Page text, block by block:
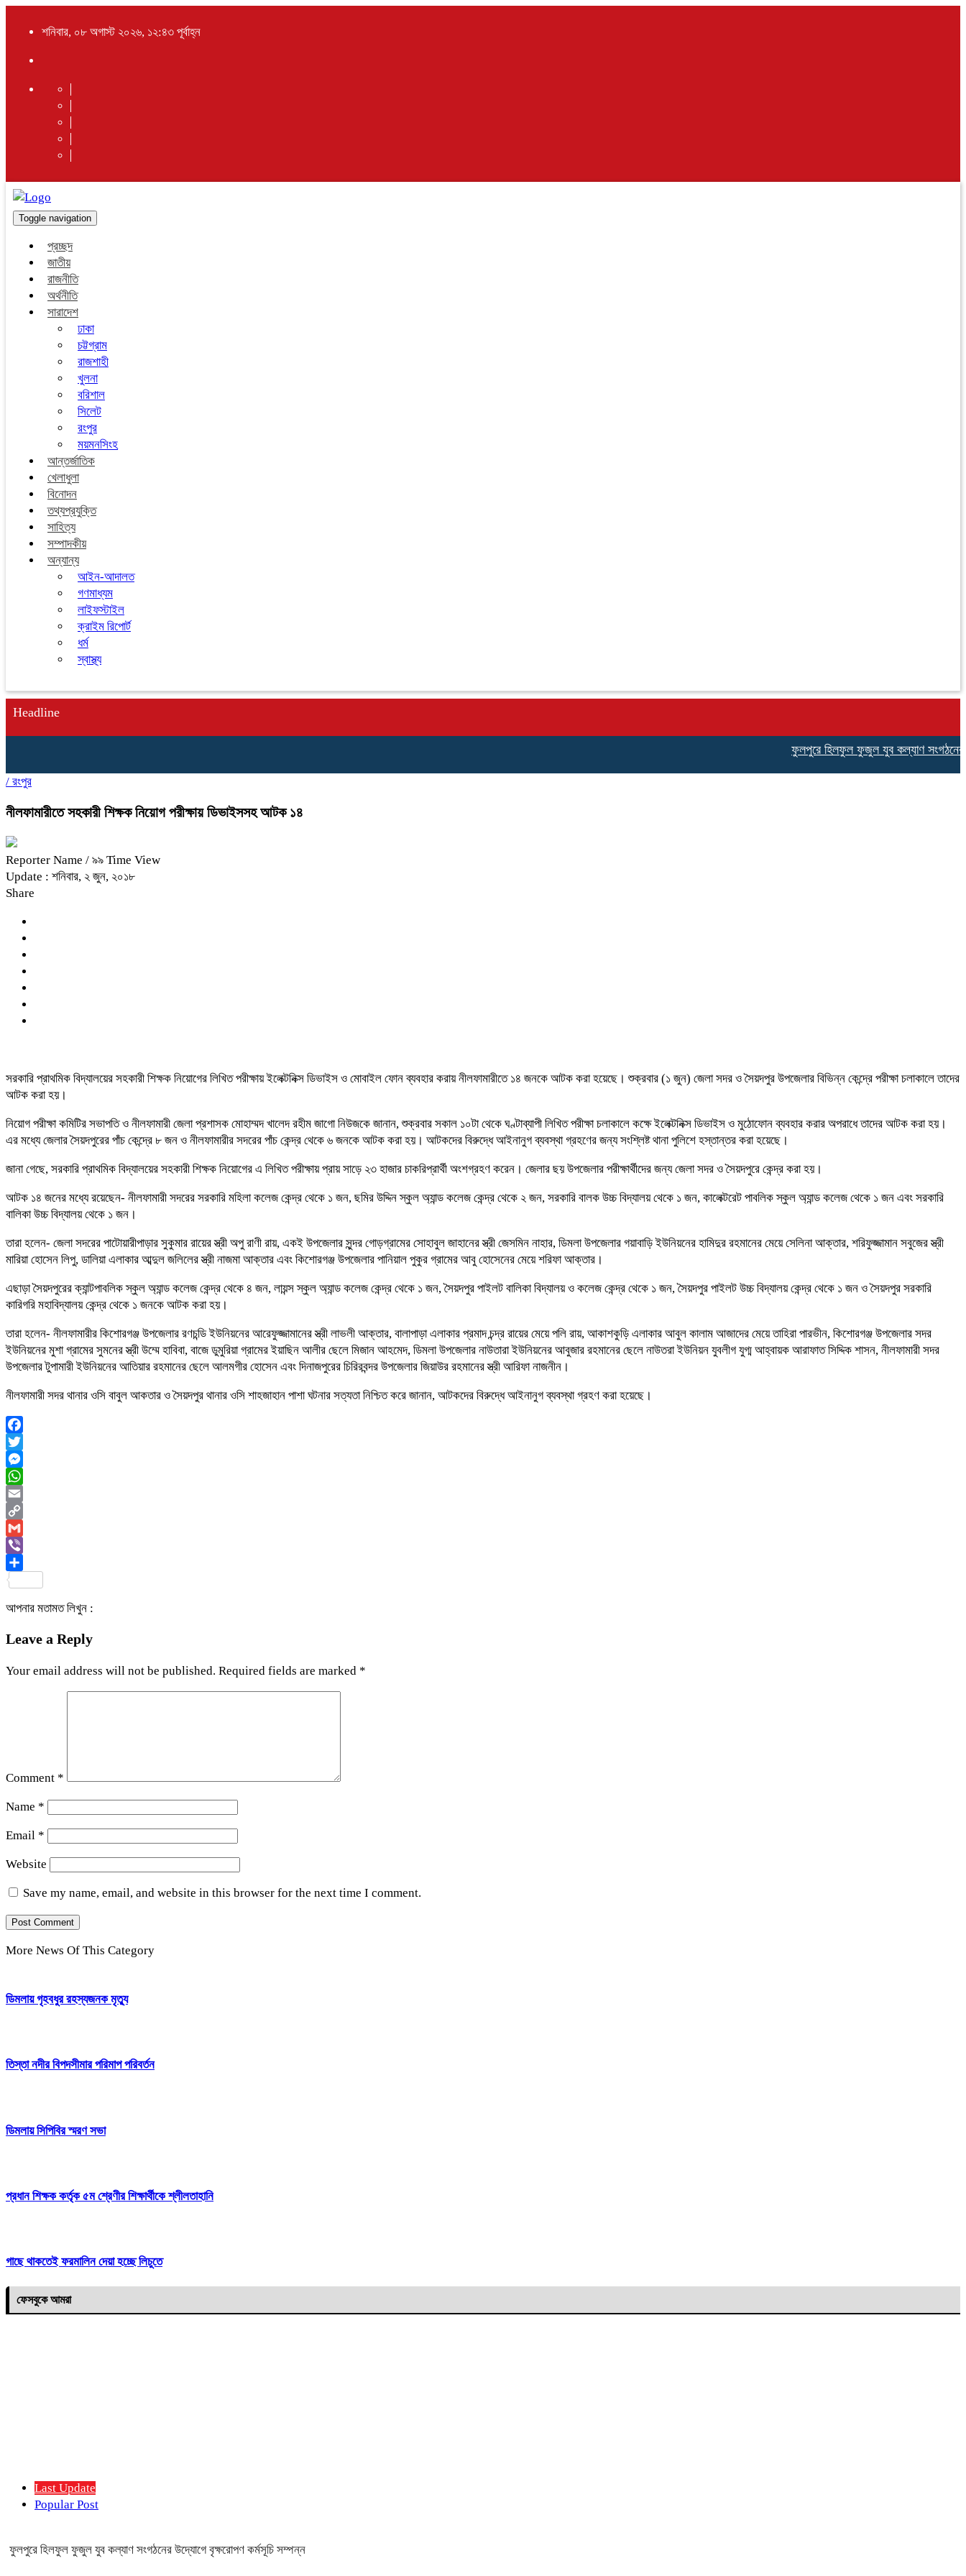
শনিবার, ০৮ অগাস্ট ২০২৬, ১২:৪৩ পূর্বাহ্ন
Toggle navigation
প্রচ্ছদ
জাতীয়
রাজনীতি
অর্থনীতি
সারাদেশ
ঢাকা
চট্টগ্রাম
রাজশাহী
খুলনা
বরিশাল
সিলেট
রংপুর
ময়মনসিংহ
আন্তর্জাতিক
খেলাধুলা
বিনোদন
তথ্যপ্রযুক্তি
সাহিত্য
সম্পাদকীয়
অন্যান্য
আইন-আদালত
গণমাধ্যম
লাইফস্টাইল
ক্রাইম রিপোর্ট
ধর্ম
স্বাস্থ্য
Headline
ফুলপুরে হিলফুল ফুজুল যুব কল্যাণ সংগঠনের
/ রংপুর
নীলফামারীতে সহকারী শিক্ষক নিয়োগ পরীক্ষায় ডিভাইসসহ আটক ১৪
Reporter Name / ৯৯ Time View
Update : শনিবার, ২ জুন, ২০১৮
Share
সরকারি প্রাথমিক বিদ্যালয়ের সহকারী শিক্ষক নিয়োগের লিখিত পরীক্ষায় ইলেক্টনিক্স ডিভাইস ও মোবাইল ফোন ব্যবহার করায় নীলফামারীতে ১৪ জনকে আটক করা হয়েছে। শুক্রবার (১ জুন) জেলা সদর ও সৈয়দপুর উপজেলার বিভিন্ন কেন্দ্রে পরীক্ষা চলাকালে তাদের
আটক করা হয়।
নিয়োগ পরীক্ষা কমিটির সভাপতি ও নীলফামারী জেলা প্রশাসক মোহাম্মদ খালেদ রহীম জাগো নিউজকে জানান, শুক্রবার সকাল ১০টা থেকে ঘণ্টাব্যাপী লিখিত পরীক্ষা চলাকালে কক্ষে ইলেক্টনিক্স ডিভাইস ও মুঠোফোন ব্যবহার করার অপরাধে তাদের আটক করা হয়।
এর মধ্যে জেলার সৈয়দপুরের পাঁচ কেন্দ্রে ৮ জন ও নীলফামারীর সদরের পাঁচ কেন্দ্র থেকে ৬ জনকে আটক করা হয়। আটকদের বিরুদ্ধে আইনানুগ ব্যবস্থা গ্রহণের জন্য সংশ্লিষ্ট থানা পুলিশে হস্তান্তর করা হয়েছে।
জানা গেছে, সরকারি প্রাথমিক বিদ্যালয়ের সহকারী শিক্ষক নিয়োগের এ লিখিত পরীক্ষায় প্রায় সাড়ে ২৩ হাজার চাকরিপ্রার্থী অংশগ্রহণ করেন। জেলার ছয় উপজেলার পরীক্ষার্থীদের জন্য জেলা সদর ও সৈয়দপুরে কেন্দ্র করা হয়।
আটক ১৪ জনের মধ্যে রয়েছেন- নীলফামারী সদরের সরকারি মহিলা কলেজ কেন্দ্র থেকে ১ জন, ছমির উদ্দিন স্কুল অ্যান্ড কলেজ কেন্দ্র থেকে ২ জন, সরকারি বালক উচ্চ বিদ্যালয় থেকে ১ জন, কালেক্টরেট পাবলিক স্কুল অ্যান্ড কলেজ থেকে ১ জন এবং সরকারি
বালিকা উচ্চ বিদ্যালয় থেকে ১ জন।
তারা হলেন- জেলা সদরের পাটোয়ারীপাড়ার সুকুমার রায়ের স্ত্রী অপু রাণী রায়, একই উপজেলার সুন্দর গোড়গ্রামের সোহাবুল জাহানের স্ত্রী জেসমিন নাহার, ডিমলা উপজেলার গয়াবাড়ি ইউনিয়নের হামিদুর রহমানের মেয়ে সেলিনা আক্তার, শরিফুজ্জামান সবুজের স্ত্রী
মারিয়া হোসেন লিপু, ডালিয়া এলাকার আব্দুল জলিলের স্ত্রী নাজমা আক্তার এবং কিশোরগঞ্জ উপজেলার পানিয়াল পুকুর গ্রামের আবু হোসেনের মেয়ে শরিফা আক্তার।
এছাড়া সৈয়দপুরের ক্যান্টপাবলিক স্কুল অ্যান্ড কলেজ কেন্দ্র থেকে ৪ জন, লায়ন্স স্কুল অ্যান্ড কলেজ কেন্দ্র থেকে ১ জন, সৈয়দপুর পাইলট বালিকা বিদ্যালয় ও কলেজ কেন্দ্র থেকে ১ জন, সৈয়দপুর পাইলট উচ্চ বিদ্যালয় কেন্দ্র থেকে ১ জন ও সৈয়দপুর সরকারি
কারিগরি মহাবিদ্যালয় কেন্দ্র থেকে ১ জনকে আটক করা হয়।
তারা হলেন- নীলফামারীর কিশোরগঞ্জ উপজেলার রণচন্ডি ইউনিয়নের আরেফুজ্জামানের স্ত্রী লাভলী আক্তার, বালাপাড়া এলাকার প্রমাদ চন্দ্র রায়ের মেয়ে পলি রায়, আকাশকুড়ি এলাকার আবুল কালাম আজাদের মেয়ে তাহিরা পারভীন, কিশোরগঞ্জ উপজেলার সদর
ইউনিয়নের মুশা গ্রামের সুমনের স্ত্রী উম্মে হাবিবা, বাজে ডুমুরিয়া গ্রামের ইয়াছিন আলীর ছেলে মিজান আহমেদ, ডিমলা উপজেলার নাউতারা ইউনিয়নের আবুজার রহমানের ছেলে নাউতরা ইউনিয়ন যুবলীগ যুগ্ম আহ্বায়ক আরাফাত সিদ্দিক শাসন, নীলফামারী সদর
উপজেলার টুপামারী ইউনিয়নের আতিয়ার রহমানের ছেলে আলমগীর হোসেন এবং দিনাজপুরের চিরিরবন্দর উপজেলার জিয়াউর রহমানের স্ত্রী আরিফা নাজনীন।
নীলফামারী সদর থানার ওসি বাবুল আকতার ও সৈয়দপুর থানার ওসি শাহজাহান পাশা ঘটনার সত্যতা নিশ্চিত করে জানান, আটকদের বিরুদ্ধে আইনানুগ ব্যবস্থা গ্রহণ করা হয়েছে।
Facebook
Twitter
Messenger
WhatsApp
Email
Copy
Link
Gmail
Viber
আপনার মতামত লিখুন :
Leave a Reply
Your email address will not be published. Required fields are marked *
Comment *
Name *
Email *
Website
Save my name, email, and website in this browser for the next time I comment.
More News Of This Category
ডিমলায় গৃহবধুর রহস্যজনক মৃত্যু
তিস্তা নদীর বিপদসীমার পরিমাপ পরিবর্তন
ডিমলায় সিপিবির স্মরণ সভা
প্রধান শিক্ষক কর্তৃক ৫ম শ্রেণীর শিক্ষার্থীকে শ্লীলতাহানি
গাছে থাকতেই ফরমালিন দেয়া হচ্ছে লিচুতে
ফেসবুকে আমরা
Last Update
Popular Post
ফুলপুরে হিলফুল ফুজুল যুব কল্যাণ সংগঠনের উদ্যোগে বৃক্ষরোপণ কর্মসূচি সম্পন্ন